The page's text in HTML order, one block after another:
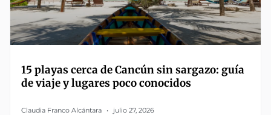
15 playas cerca de Cancún sin sargazo: guía
de viaje y lugares poco conocidos
Claudia Franco Alcántara julio 27, 2026